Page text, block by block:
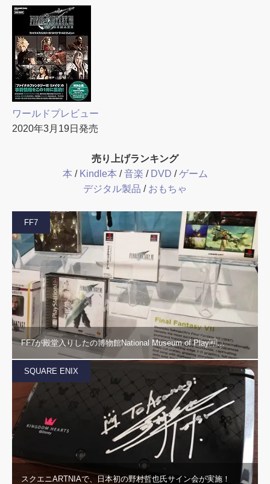
ワールドプレビュー
2020年3月19日発売
売り上げランキング
本 / Kindle本 /音楽 / DVD /ゲーム
デジタル製品 / おもちゃ
FF7
FF7が殿堂入りしたの博物館National Museum of Play…
SQUARE ENIX
スクエニARTNIAで、日本初の野村哲也氏サイン会が実施！